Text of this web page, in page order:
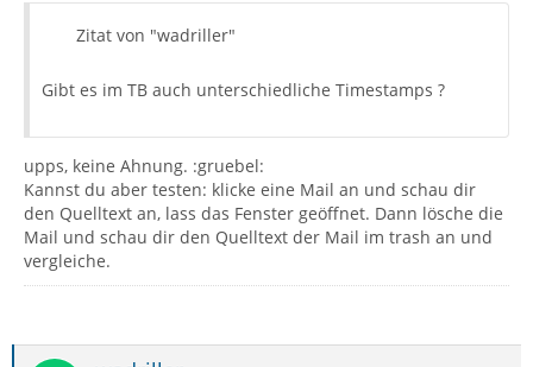
Zitat von "wadriller"
Gibt es im TB auch unterschiedliche Timestamps ?
upps, keine Ahnung. :gruebel:
Kannst du aber testen: klicke eine Mail an und schau dir
den Quelltext an, lass das Fenster geöffnet. Dann lösche die
Mail und schau dir den Quelltext der Mail im trash an und
vergleiche.